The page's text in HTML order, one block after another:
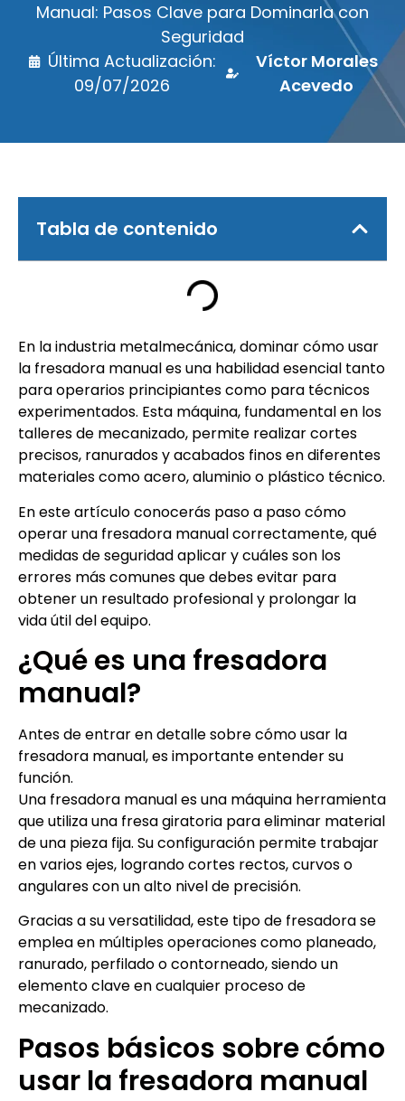
Manual: Pasos Clave para Dominarla con
Seguridad
Última Actualización:
09/07/2026
Víctor Morales
Acevedo
Tabla de contenido
En la industria metalmecánica, dominar cómo usar
la fresadora manual es una habilidad esencial tanto
para operarios principiantes como para técnicos
experimentados. Esta máquina, fundamental en los
talleres de mecanizado, permite realizar cortes
precisos, ranurados y acabados finos en diferentes
materiales como acero, aluminio o plástico técnico.
En este artículo conocerás paso a paso cómo
operar una fresadora manual correctamente, qué
medidas de seguridad aplicar y cuáles son los
errores más comunes que debes evitar para
obtener un resultado profesional y prolongar la
vida útil del equipo.
¿Qué es una fresadora
manual?
Antes de entrar en detalle sobre cómo usar la
fresadora manual, es importante entender su
función.
Una fresadora manual es una máquina herramienta
que utiliza una fresa giratoria para eliminar material
de una pieza fija. Su configuración permite trabajar
en varios ejes, logrando cortes rectos, curvos o
angulares con un alto nivel de precisión.
Gracias a su versatilidad, este tipo de fresadora se
emplea en múltiples operaciones como planeado,
ranurado, perfilado o contorneado, siendo un
elemento clave en cualquier proceso de
mecanizado.
Pasos básicos sobre cómo
usar la fresadora manual